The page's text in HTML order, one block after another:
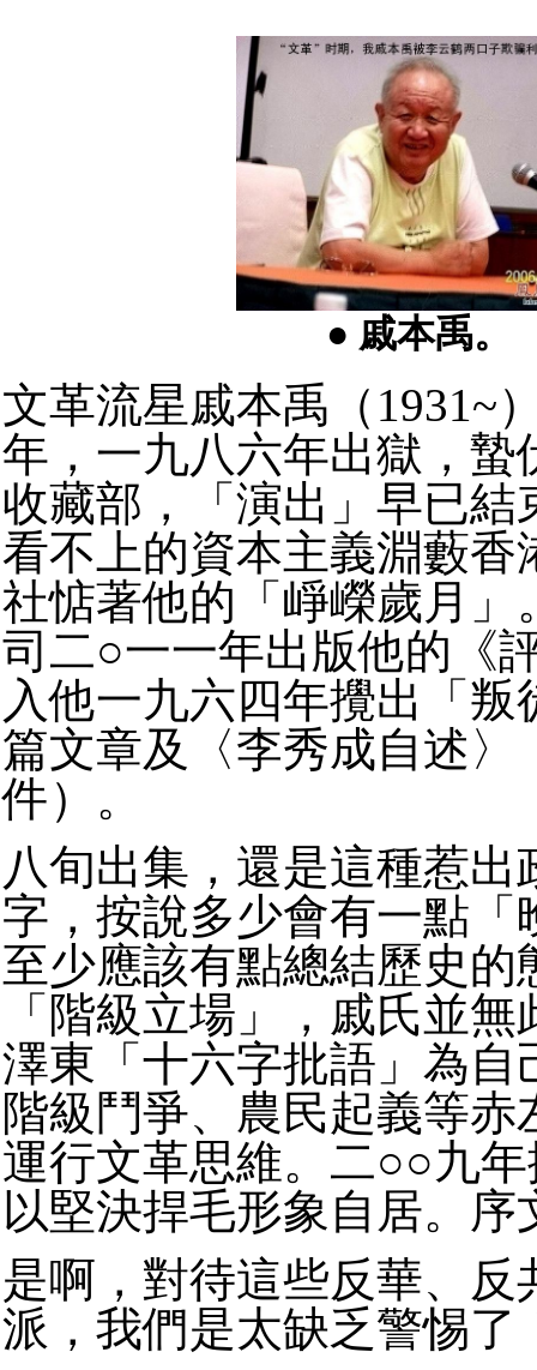
● 戚本禹。
文革流星戚本禹（1931~
年，一九八六年出獄，蟄
收藏部，「演出」早已結
看不上的資本主義淵藪香
社惦著他的「崢嶸歲月」
司二○一一年出版他的《
入他一九六四年攪出「叛
篇文章及〈李秀成自述〉
件）。
八旬出集，還是這種惹出
字，按說多少會有一點「
至少應該有點總結歷史的
「階級立場」，戚氏並
澤東「十六字批語」為自
階級鬥爭、農民起義等赤
運行文革思維。二○○九
以堅決捍毛形象自居。序
是啊，對待這些反華、反
派，我們是太缺乏警惕了